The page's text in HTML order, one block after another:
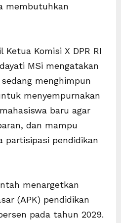
membutuhkan
Komisi X DPR RI
MSi mengatakan
menghimpun
menyempurnakan
baru agar
dan mampu
partisipasi pendidikan
menargetkan
(APK) pendidikan
pada tahun 2029.